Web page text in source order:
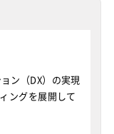
ン（DX）の実現
ングを展開して